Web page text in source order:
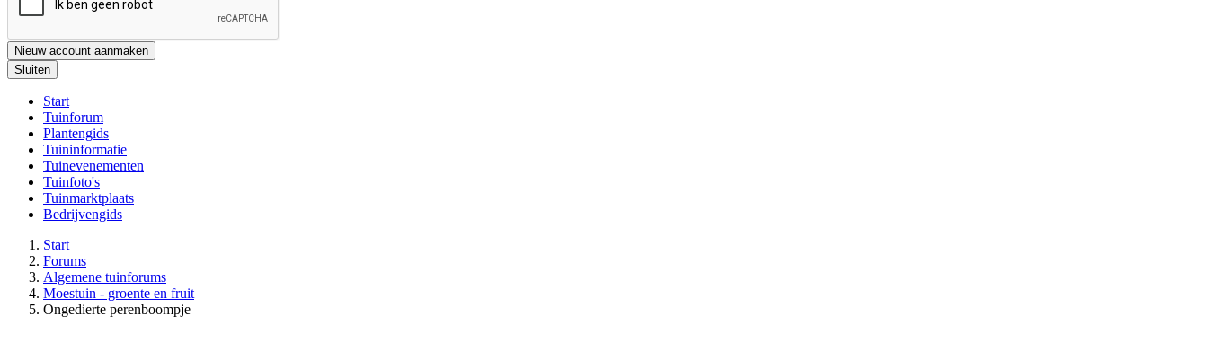
Nieuw account aanmaken
Sluiten
Start
Tuinforum
Plantengids
Tuininformatie
Tuinevenementen
Tuinfoto's
Tuinmarktplaats
Bedrijvengids
Start
Forums
Algemene tuinforums
Moestuin - groente en fruit
Ongedierte perenboompje